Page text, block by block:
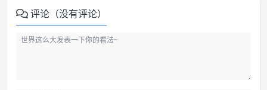
评论（没有评论）